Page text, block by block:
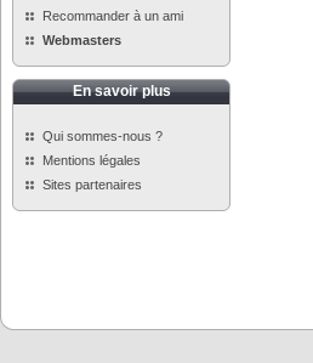
Recommander à un ami
Webmasters
En savoir plus
Qui sommes-nous ?
Mentions légales
Sites partenaires